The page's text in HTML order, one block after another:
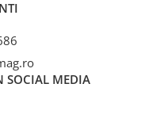
SOCIAL MEDIA